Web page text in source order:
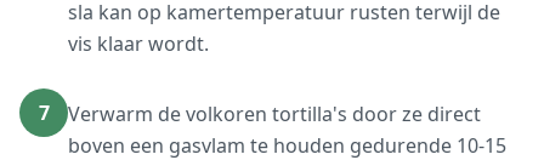
sla kan op kamertemperatuur rusten terwijl de
vis klaar wordt.
7
Verwarm de volkoren tortilla's door ze direct
boven een gasvlam te houden gedurende 10-15